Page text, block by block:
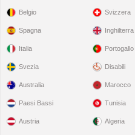
Belgio
Spagna
Italia
Svezia
Svizzera
Inghilterra
Portogallo
Disabili
Australia
Paesi Bassi
Austria
Marocco
Tunisia
Algeria